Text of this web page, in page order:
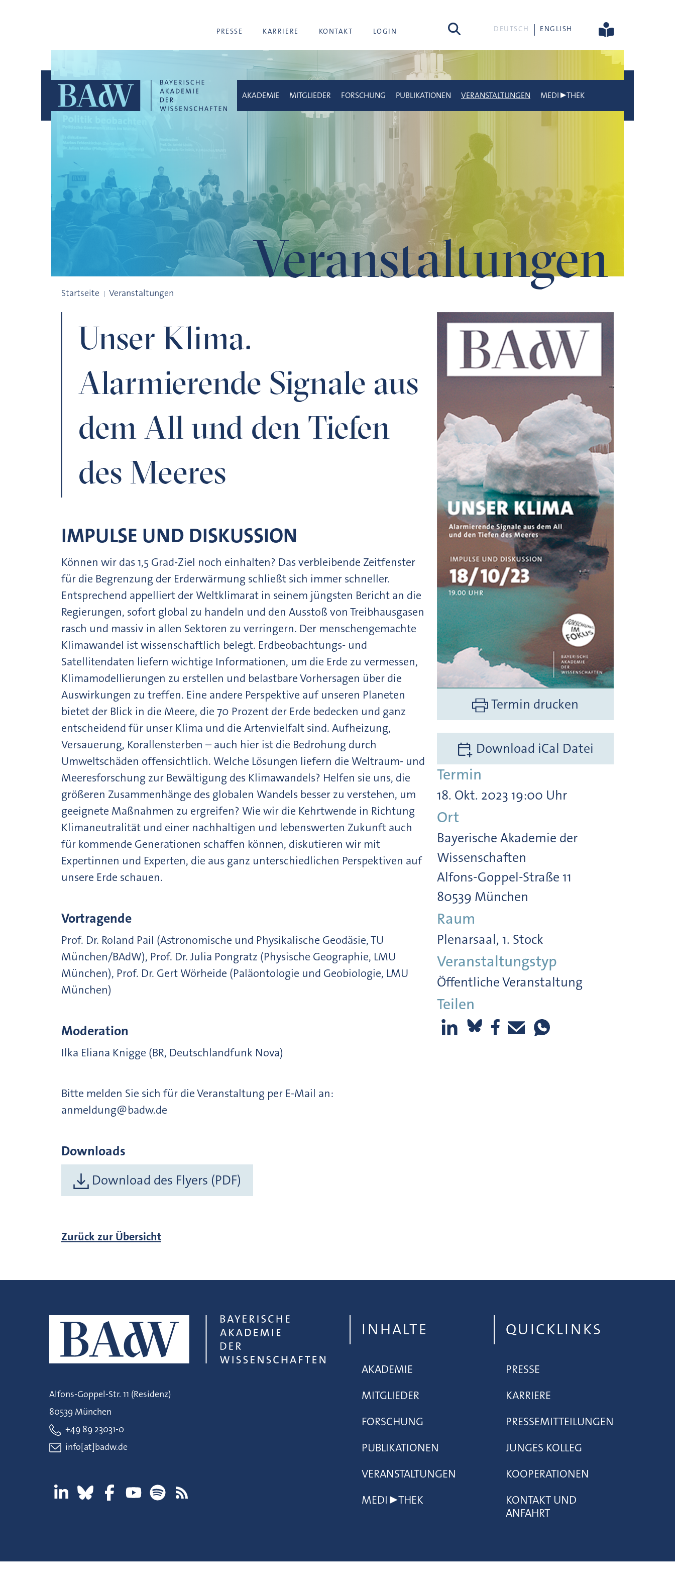
PRESSE KARRIERE KONTAKT LOGIN Suche DEUTSCH ENGLISH
Veranstaltungen
AKADEMIE MITGLIEDER FORSCHUNG PUBLIKATIONEN VERANSTALTUNGEN MEDI▶THEK
Startseite Veranstaltungen
Unser Klima.
Alarmierende Signale aus
dem All und den Tiefen
des Meeres
IMPULSE UND DISKUSSION
Können wir das 1,5 Grad-Ziel noch einhalten? Das verbleibende Zeitfenster
für die Begrenzung der Erderwärmung schließt sich immer schneller.
Entsprechend appelliert der Weltklimarat in seinem jüngsten Bericht an die
Regierungen, sofort global zu handeln und den Ausstoß von Treibhausgasen
rasch und massiv in allen Sektoren zu verringern. Der menschengemachte
Klimawandel ist wissenschaftlich belegt. Erdbeobachtungs- und
Satellitendaten liefern wichtige Informationen, um die Erde zu vermessen,
Klimamodellierungen zu erstellen und belastbare Vorhersagen über die
Auswirkungen zu treffen. Eine andere Perspektive auf unseren Planeten
bietet der Blick in die Meere, die 70 Prozent der Erde bedecken und ganz
entscheidend für unser Klima und die Artenvielfalt sind. Aufheizung,
Versauerung, Korallensterben – auch hier ist die Bedrohung durch
Umweltschäden offensichtlich. Welche Lösungen liefern die Weltraum- und
Meeresforschung zur Bewältigung des Klimawandels? Helfen sie uns, die
größeren Zusammenhänge des globalen Wandels besser zu verstehen, um
geeignete Maßnahmen zu ergreifen? Wie wir die Kehrtwende in Richtung
Klimaneutralität und einer nachhaltigen und lebenswerten Zukunft auch
für kommende Generationen schaffen können, diskutieren wir mit
Expertinnen und Experten, die aus ganz unterschiedlichen Perspektiven auf
unsere Erde schauen.
Vortragende
Prof. Dr. Roland Pail (Astronomische und Physikalische Geodäsie, TU
München/BAdW), Prof. Dr. Julia Pongratz (Physische Geographie, LMU
München), Prof. Dr. Gert Wörheide (Paläontologie und Geobiologie, LMU
München)
Moderation
Ilka Eliana Knigge (BR, Deutschlandfunk Nova)
Bitte melden Sie sich für die Veranstaltung per E-Mail an:
anmeldung@badw.de
Downloads
Download des Flyers (PDF)
Termin drucken
Download iCal Datei
Termin
18. Okt. 2023 19:00 Uhr
Ort
Bayerische Akademie der
Wissenschaften
Alfons-Goppel-Straße 11
80539 München
Raum
Plenarsaal, 1. Stock
Veranstaltungstyp
Öffentliche Veranstaltung
Teilen
Zurück zur Übersicht
Alfons-Goppel-Str. 11 (Residenz)
80539 München
+49 89 23031-0
info[at]badw.de
INHALTE
AKADEMIE
MITGLIEDER
FORSCHUNG
PUBLIKATIONEN
VERANSTALTUNGEN
MEDI▶THEK
QUICKLINKS
PRESSE
KARRIERE
PRESSEMITTEILUNGEN
JUNGES KOLLEG
KOOPERATIONEN
KONTAKT UND
ANFAHRT